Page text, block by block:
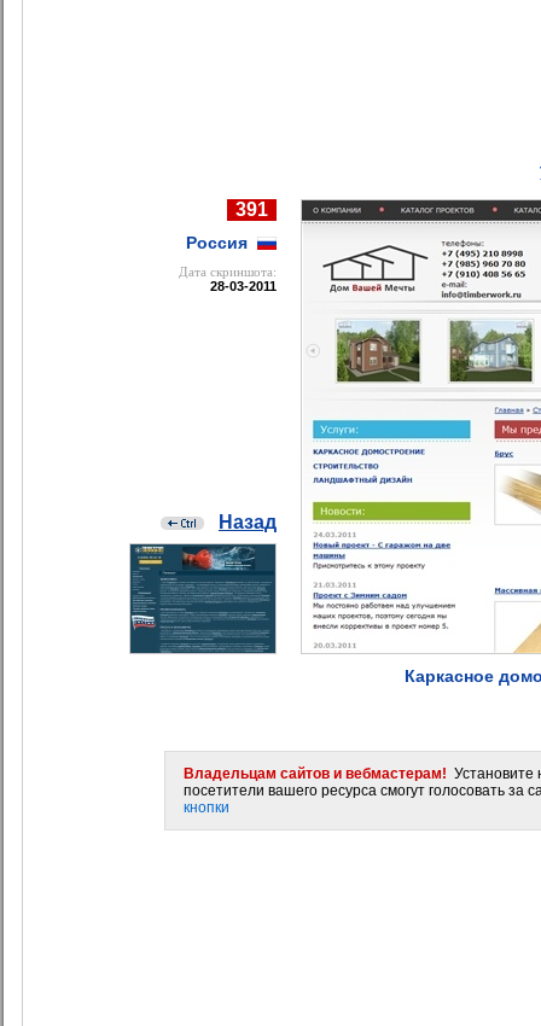
391
Россия
Дата cкриншота:
28-03-2011
Назад
Каркасное
Владельцам сайтов и вебмастерам! Установите
посетители вашего ресурса смогут голосовать за
кнопки